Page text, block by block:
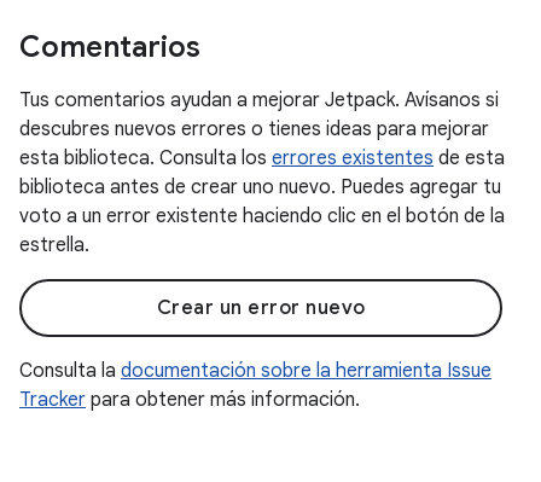
Comentarios
Tus comentarios ayudan a mejorar Jetpack. Avísanos si
descubres nuevos errores o tienes ideas para mejorar
esta biblioteca. Consulta los errores existentes de esta
biblioteca antes de crear uno nuevo. Puedes agregar tu
voto a un error existente haciendo clic en el botón de la
estrella.
Crear un error nuevo
Consulta la documentación sobre la herramienta Issue
Tracker para obtener más información.